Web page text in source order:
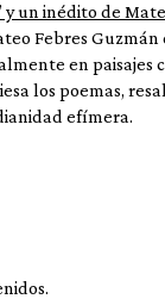
y un inédito de
Febres
en paisajes
los poemas,
efímera.